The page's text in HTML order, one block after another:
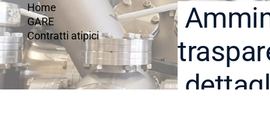
Home
GARE
Contratti atipici